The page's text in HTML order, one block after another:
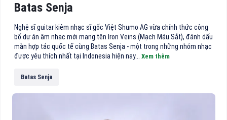
Batas Senja
Nghệ sĩ guitar kiêm nhạc sĩ gốc Việt Shumo AG vừa chính thức công
bố dự án âm nhạc mới mang tên Iron Veins (Mạch Máu Sắt), đánh dấu
màn hợp tác quốc tế cùng Batas Senja - một trong những nhóm nhạc
được yêu thích nhất tại Indonesia hiện nay... Xem thêm
Batas Senja